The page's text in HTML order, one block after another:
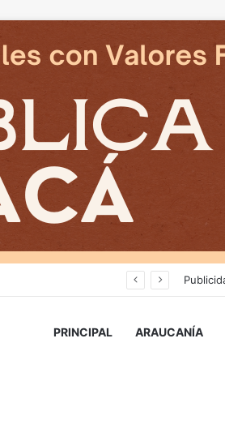
PRINCIPAL ARAUCANÍA